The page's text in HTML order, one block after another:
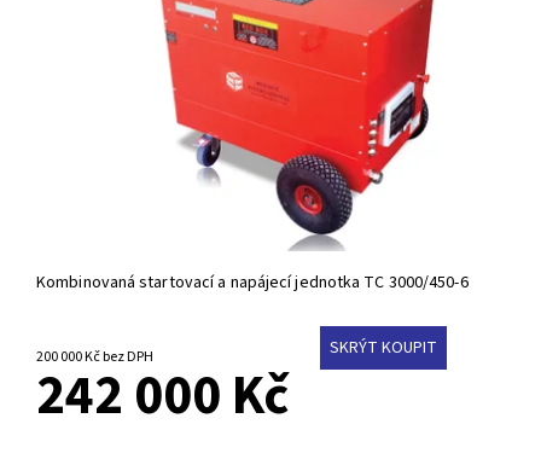
Kombinovaná startovací a napájecí jednotka TC 3000/450-6
200 000 Kč bez DPH SKRÝT KOUPIT
242 000 Kč